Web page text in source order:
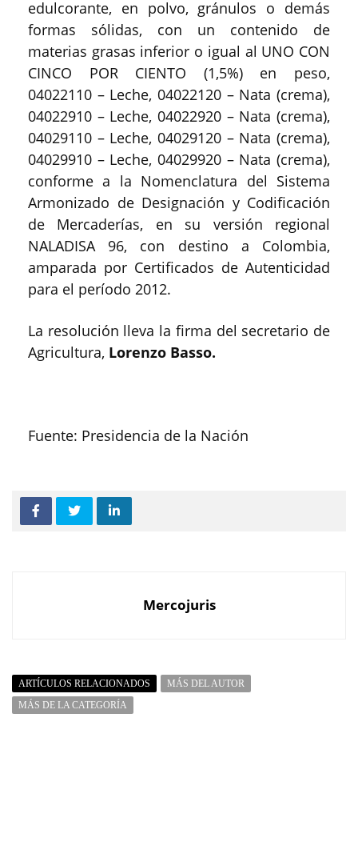
edulcorante, en polvo, gránulos o demás
formas sólidas, con un contenido de
materias grasas inferior o igual al UNO CON
CINCO POR CIENTO (1,5%) en peso,
04022110 – Leche, 04022120 – Nata (crema),
04022910 – Leche, 04022920 – Nata (crema),
04029110 – Leche, 04029120 – Nata (crema),
04029910 – Leche, 04029920 – Nata (crema),
conforme a la Nomenclatura del Sistema
Armonizado de Designación y Codificación
de Mercaderías, en su versión regional
NALADISA 96, con destino a Colombia,
amparada por Certificados de Autenticidad
para el período 2012.
La resolución lleva la firma del secretario de
Agricultura, Lorenzo Basso.
Fuente: Presidencia de la Nación
Mercojuris
ARTÍCULOS RELACIONADOS
MÁS DEL AUTOR
MÁS DE LA CATEGORÍA